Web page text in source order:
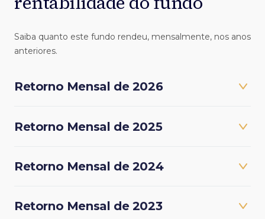
Saiba quanto este fundo rendeu, mensalmente, nos anos
anteriores.
Retorno Mensal de 2026
Retorno Mensal de 2025
Retorno Mensal de 2024
Retorno Mensal de 2023